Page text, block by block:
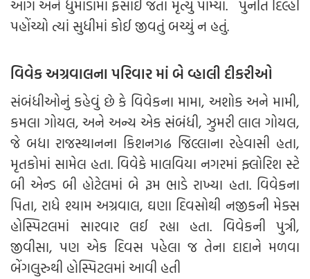
આગ અને ધુમાડામાં ફસાઈ જતા મૃત્યુ પામ્યા. પુનીત દિલ્હી
પહોંચ્યો ત્યાં સુધીમાં કોઈ જીવતું બચ્યું ન હતું.
વિવેક અગ્રવાલના પરિવાર માં બે વ્હાલી દીકરીઓ
સંબંધીઓનું કહેવું છે કે વિવેકના મામા, અશોક અને મામી,
કમલા ગોયલ, અને અન્ય એક સંબંધી, ઝુમરી લાલ ગોયલ,
જે બધા રાજસ્થાનના કિશનગઢ જિલ્લાના રહેવાસી હતા,
મૃતકોમાં સામેલ હતા. વિવેકે માલવિયા નગરમાં ફ્લોરિશ સ્ટે
બી એન્ડ બી હોટેલમાં બે રૂમ ભાડે રાખ્યા હતા. વિવેકના
પિતા, રાધે શ્યામ અગ્રવાલ, ઘણા દિવસોથી નજીકની મેક્સ
હોસ્પિટલમાં સારવાર લઈ રહ્યા હતા. વિવેકની પુત્રી,
જીવીસા, પણ એક દિવસ પહેલા જ તેના દાદાને મળવા
બેંગલુરુથી હોસ્પિટલમાં આવી હતી